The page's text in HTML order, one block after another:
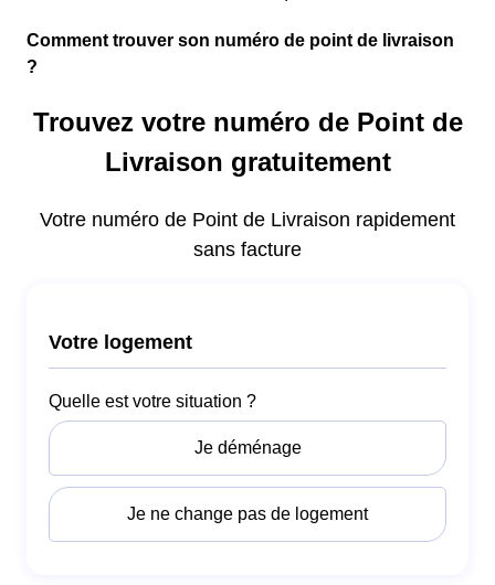
Comment trouver son numéro de point de livraison
?